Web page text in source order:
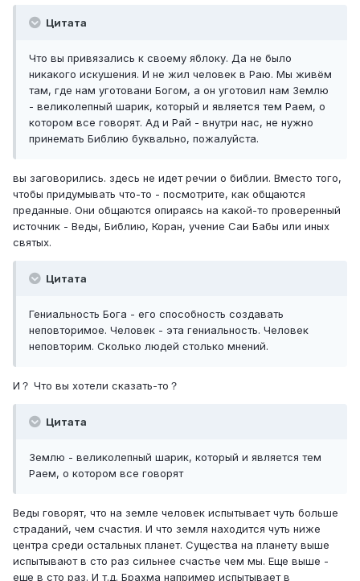
Цитата
Что вы привязались к своему яблоку. Да не было
никакого искушения. И не жил человек в Раю. Мы живём
там, где нам уготовани Богом, а он уготовил нам Землю
- великолепный шарик, который и является тем Раем, о
котором все говорят. Ад и Рай - внутри нас, не нужно
принемать Библию буквально, пожалуйста.
вы заговорились. здесь не идет речии о библии. Вместо того,
чтобы придумывать что-то - посмотрите, как общаются
преданные. Они общаются опираясь на какой-то проверенный
источник - Веды, Библию, Коран, учение Саи Бабы или иных
святых.
Цитата
Гениальность Бога - его способность создавать
неповторимое. Человек - эта гениальность. Человек
неповторим. Сколько людей столько мнений.
И？ Что вы хотели сказать-то？
Цитата
Землю - великолепный шарик, который и является тем
Раем, о котором все говорят
Веды говорят, что на земле человек испытывает чуть больше
страданий, чем счастия. И что земля находится чуть ниже
центра среди остальных планет. Существа на планету выше
испытывают в сто раз сильнее счастье чем мы. Еще выше -
еще в сто раз. И т.д. Брахма например испытывает в